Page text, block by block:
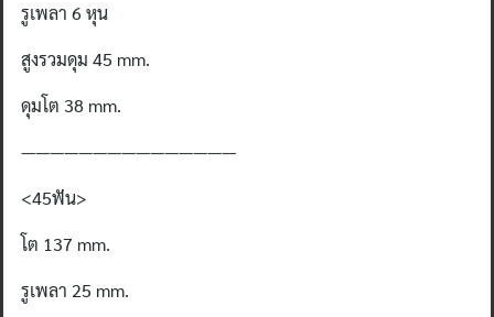
รูเพลา 6 หุน
สูงรวมดุม 45 mm.
ดุมโต 38 mm.
———————————————
<45ฟัน>
โต 137 mm.
รูเพลา 25 mm.